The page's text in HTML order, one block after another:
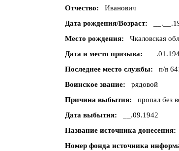
Отчество
Иванович
Дата рождения/Возраст
Место рождения
Чкаловская
Дата и место призыва
Последнее место службы
п/я
Воинское звание
рядовой
Причина выбытия
пропал без
Дата выбытия
__.09.1942
Название источника донесения
Номер фонда источника